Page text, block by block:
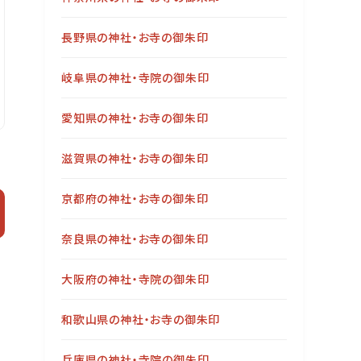
長野県の神社・お寺の御朱印
岐阜県の神社・寺院の御朱印
愛知県の神社・お寺の御朱印
滋賀県の神社・お寺の御朱印
京都府の神社・お寺の御朱印
奈良県の神社・お寺の御朱印
大阪府の神社・寺院の御朱印
和歌山県の神社・お寺の御朱印